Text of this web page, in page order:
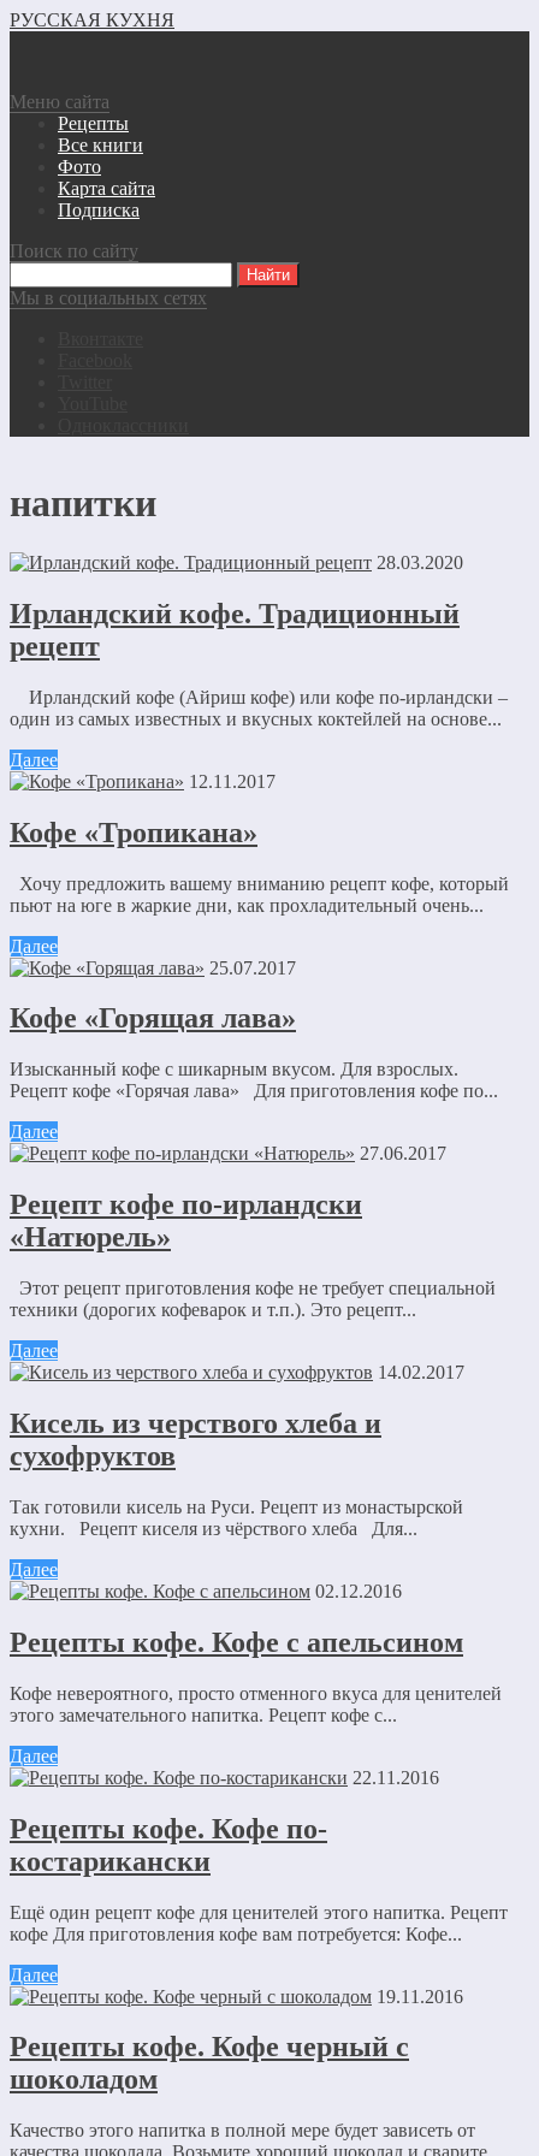
РУССКАЯ КУХНЯ
Меню сайта
Рецепты
Все книги
Фото
Карта сайта
Подписка
Поиск по сайту
Мы в социальных сетях
напитки
28.03.2020
Ирландский кофе. Традиционный
рецепт
Ирландский кофе (Айриш кофе) или кофе по-ирландски –
один из самых известных и вкусных коктейлей на основе...
Далее
12.11.2017
Кофе «Тропикана»
Хочу предложить вашему вниманию рецепт кофе, который
пьют на юге в жаркие дни, как прохладительный очень...
Далее
25.07.2017
Кофе «Горящая лава»
Изысканный кофе с шикарным вкусом. Для взрослых.
Рецепт кофе «Горячая лава» Для приготовления кофе по...
Далее
27.06.2017
Рецепт кофе по-ирландски
«Натюрель»
Этот рецепт приготовления кофе не требует специальной
техники (дорогих кофеварок и т.п.). Это рецепт...
Далее
14.02.2017
Кисель из черствого хлеба и
сухофруктов
Так готовили кисель на Руси. Рецепт из монастырской
кухни. Рецепт киселя из чёрствого хлеба Для...
Далее
02.12.2016
Рецепты кофе. Кофе с апельсином
Кофе невероятного, просто отменного вкуса для ценителей
этого замечательного напитка. Рецепт кофе с...
Далее
22.11.2016
Рецепты кофе. Кофе по-
костарикански
Ещё один рецепт кофе для ценителей этого напитка. Рецепт
кофе Для приготовления кофе вам потребуется: Кофе...
Далее
19.11.2016
Рецепты кофе. Кофе черный с
шоколадом
Качество этого напитка в полной мере будет зависеть от